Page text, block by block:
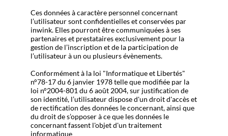
Ces données à caractère personnel concernant
l’utilisateur sont confidentielles et conservées par
inwink. Elles pourront être communiquées à ses
partenaires et prestataires exclusivement pour la
gestion de l’inscription et de la participation de
l’utilisateur à un ou plusieurs évènements.
Conformément à la loi "Informatique et Libertés"
n°78-17 du 6 janvier 1978 telle que modifiée par la
loi n°2004-801 du 6 août 2004, sur justification de
son identité, l’utilisateur dispose d'un droit d'accès et
de rectification des données le concernant, ainsi que
du droit de s’opposer à ce que les données le
concernant fassent l'objet d'un traitement
informatique